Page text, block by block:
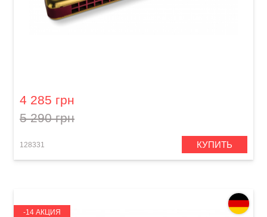
4 285 грн
5 290 грн
128331 КУПИТЬ
-14 АКЦИЯ